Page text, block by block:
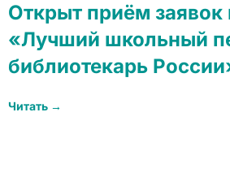
Открыт приём заявок
«Лучший школьный
библиотекарь
Читать →